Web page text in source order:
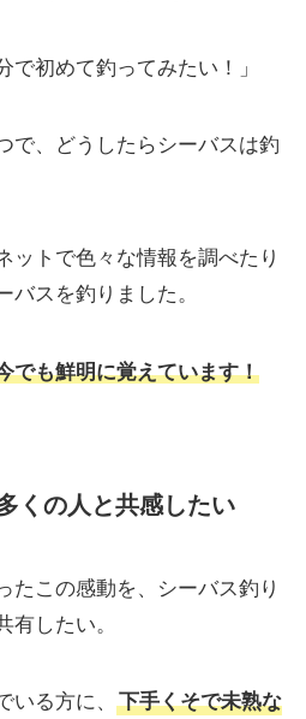
で初めて釣ってみたい！」
で、どうしたらシーバスは釣
ットで色々な情報を調べたり
バスを釣りました。
でも鮮明に覚えています！
くの人と共感したい
たこの感動を、シーバス釣り
有したい。
いる方に、
下手くそで未熟な